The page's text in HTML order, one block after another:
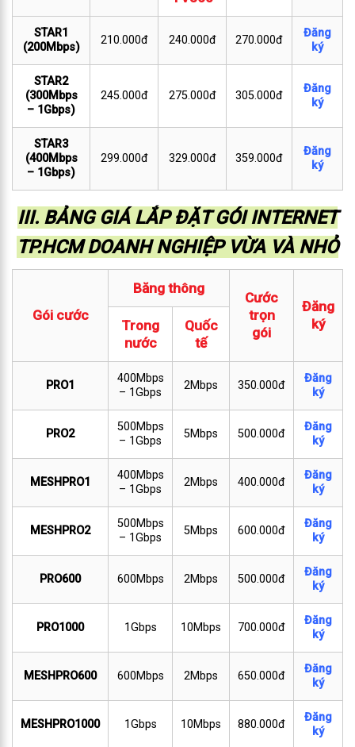
STAR1
(200Mbps)
210.000đ 240.000đ 270.000đ
Đăng
ký
STAR2
(300Mbps
– 1Gbps)
245.000đ 275.000đ 305.000đ
Đăng
ký
STAR3
(400Mbps
– 1Gbps)
299.000đ 329.000đ 359.000đ
Đăng
ký
III. BẢNG GIÁ LẮP ĐẶT GÓI INTERNET
TP.HCM DOANH NGHIỆP VỪA VÀ NHỎ
Gói cước
Băng thông
Cước
trọn
gói
Đăng
ký
Trong
nước
Quốc
tế
PRO1
400Mbps
– 1Gbps
2Mbps 350.000đ
Đăng
ký
PRO2
500Mbps
– 1Gbps
5Mbps 500.000đ
Đăng
ký
MESHPRO1
400Mbps
– 1Gbps
2Mbps 400.000đ
Đăng
ký
MESHPRO2
500Mbps
– 1Gbps
5Mbps 600.000đ
Đăng
ký
PRO600 600Mbps 2Mbps 500.000đ
Đăng
ký
PRO1000 1Gbps 10Mbps 700.000đ
Đăng
ký
MESHPRO600 600Mbps 2Mbps 650.000đ
Đăng
ký
MESHPRO1000 1Gbps 10Mbps 880.000đ
Đăng
ký